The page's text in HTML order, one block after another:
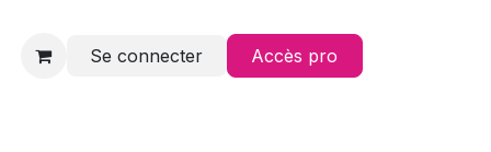
Se connecter Accès pro